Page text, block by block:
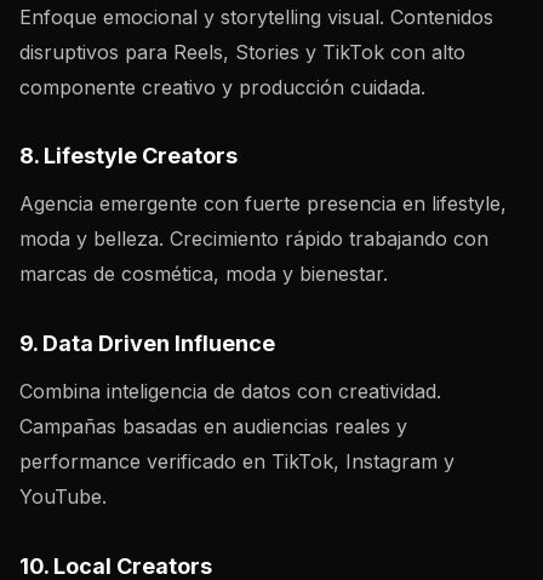
Enfoque emocional y storytelling visual. Contenidos
disruptivos para Reels, Stories y TikTok con alto
componente creativo y producción cuidada.
8. Lifestyle Creators
Agencia emergente con fuerte presencia en lifestyle,
moda y belleza. Crecimiento rápido trabajando con
marcas de cosmética, moda y bienestar.
9. Data Driven Influence
Combina inteligencia de datos con creatividad.
Campañas basadas en audiencias reales y
performance verificado en TikTok, Instagram y
YouTube.
10. Local Creators